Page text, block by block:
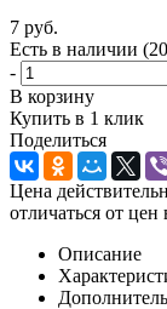
7 руб.
Есть в наличии
-
В корзину
Купить в 1 клик
Поделиться
Цена
отличаться от
Описание